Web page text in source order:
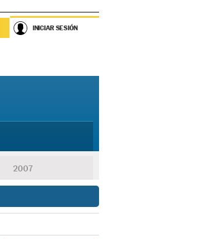
INICIAR SESIÓN
2007